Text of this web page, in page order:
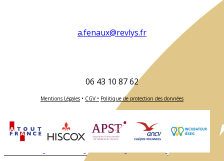
a.fenaux@revlys.fr
06 43 10 87 62
Mentions Légales • CGV • Politique de protection des données